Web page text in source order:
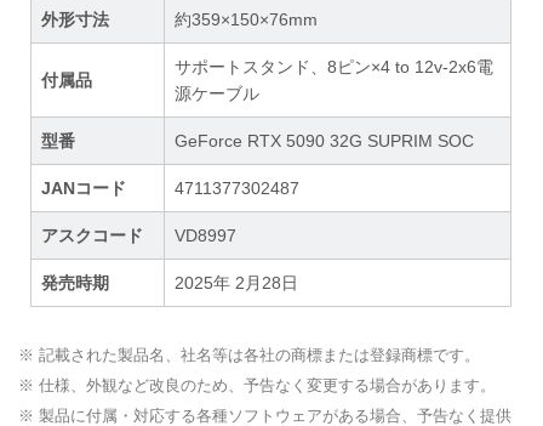
外形寸法 約359×150×76mm
付属品
サポートスタンド、8ピン×4 to 12v-2x6電
源ケーブル
型番 GeForce RTX 5090 32G SUPRIM SOC
JANコード 4711377302487
アスクコード VD8997
発売時期 2025年 2月28日
※ 記載された製品名、社名等は各社の商標または登録商標です。
※ 仕様、外観など改良のため、予告なく変更する場合があります。
※ 製品に付属・対応する各種ソフトウェアがある場合、予告なく提供